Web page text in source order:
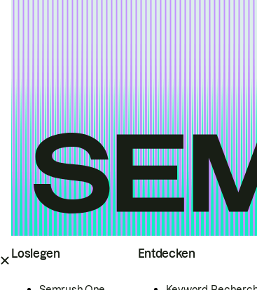
Loslegen Entdecken